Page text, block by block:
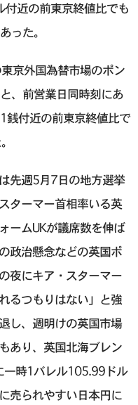
近の前東京終値比でも
った。
京外国為替市場のポン
、前営業日同時刻にあ
付近の前東京終値比で
先週5月7日の地方選挙
ターマー首相率いる英
ームUKが議席数を伸ば
政治懸念などの英国ポ
夜にキア・スターマー
るつもりはない」と強
し、週明けの英国市場
あり、英国北海ブレン
一時1バレル105.99ドル
売られやすい日本円に